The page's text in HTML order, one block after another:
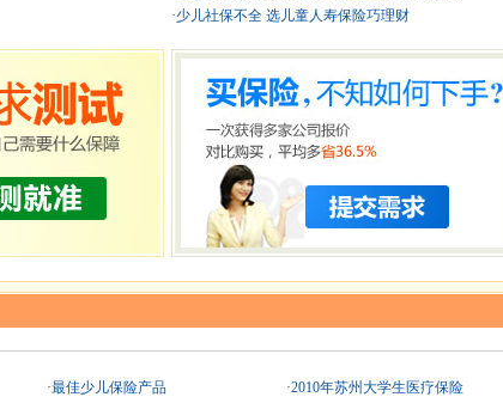
·少儿社保不全 选儿童人寿保险巧理财
·最佳少儿保险产品
·2010年苏州大学生医疗保险